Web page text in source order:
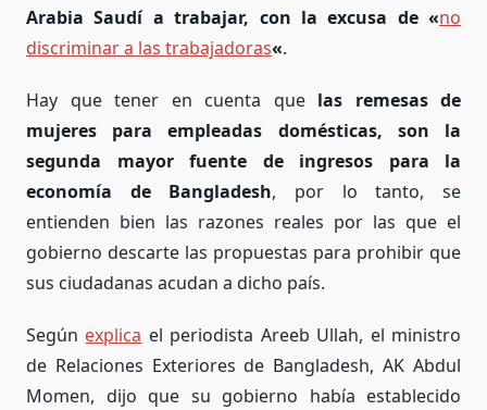
Arabia Saudí a trabajar, con la excusa de «no
discriminar a las trabajadoras«.
Hay que tener en cuenta que las remesas de
mujeres para empleadas domésticas, son la
segunda mayor fuente de ingresos para la
economía de Bangladesh, por lo tanto, se
entienden bien las razones reales por las que el
gobierno descarte las propuestas para prohibir que
sus ciudadanas acudan a dicho país.
Según explica el periodista Areeb Ullah, el ministro
de Relaciones Exteriores de Bangladesh, AK Abdul
Momen, dijo que su gobierno había establecido